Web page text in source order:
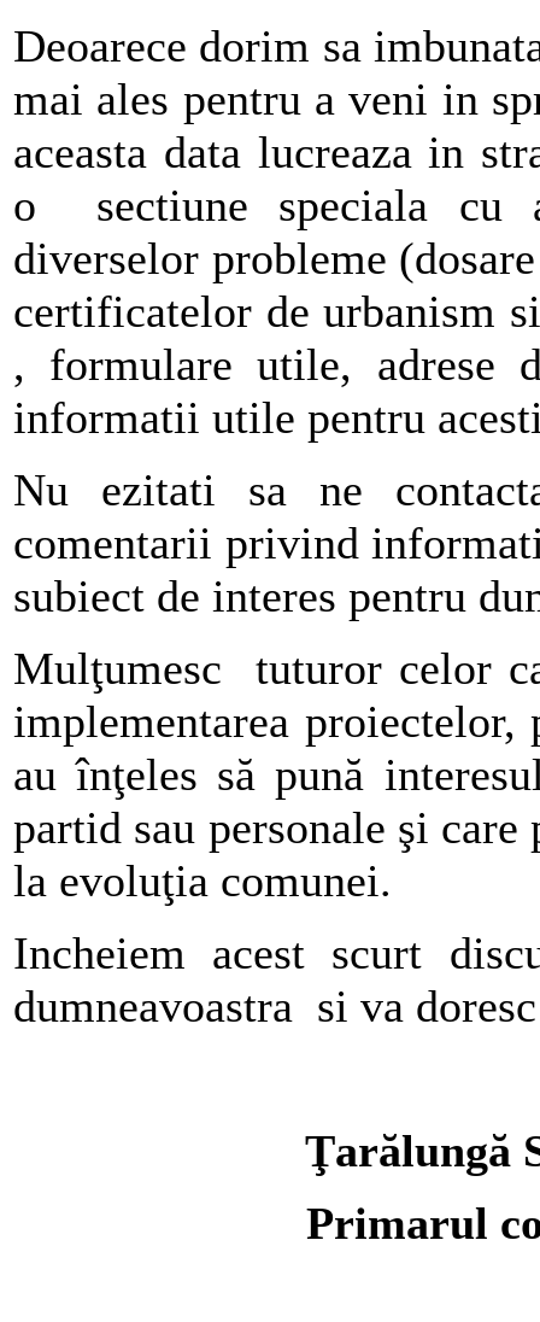
Deoarece dorim sa
mai ales pentru a veni in
aceasta data lucreaza in
o sectiune speciala cu
diverselor probleme
certificatelor de urbanism
, formulare utile, adrese
informatii utile pentru
Nu ezitati sa ne
comentarii privind
subiect de interes pentru
Mulţumesc tuturor celor
implementarea
au înţeles să pună
partid sau personale şi
la evoluţia comunei.
Incheiem acest scurt
dumneavoastra si va
Ţarălungă
Primarul